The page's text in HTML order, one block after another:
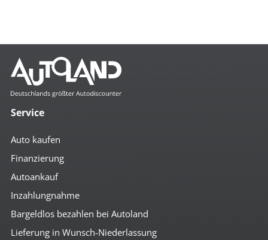
Service
Auto kaufen
Finanzierung
Autoankauf
Inzahlungnahme
Bargeldlos bezahlen bei Autoland
Lieferung in Wunsch-Niederlassung